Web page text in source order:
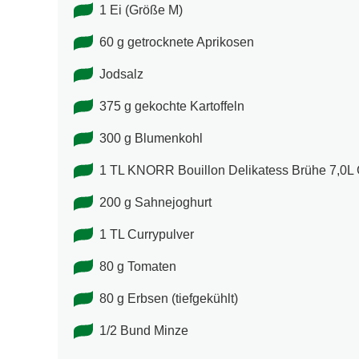
1 Ei (Größe M)
60 g getrocknete Aprikosen
Jodsalz
375 g gekochte Kartoffeln
300 g Blumenkohl
1 TL KNORR Bouillon Delikatess Brühe 7,0L
200 g Sahnejoghurt
1 TL Currypulver
80 g Tomaten
80 g Erbsen (tiefgekühlt)
1/2 Bund Minze